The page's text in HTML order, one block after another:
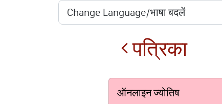
पत्रिका
ऑनलाइन ज्योतिष